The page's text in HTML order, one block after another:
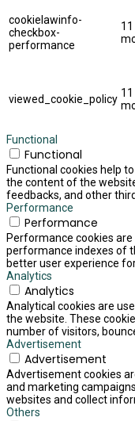
cookielawinfo-
checkbox-
performance
11
viewed_cookie_policy 11
Functional
Functional
Functional cookies help
the content of the
feedbacks, and other
Performance
Performance
Performance cookies
performance indexes of
better user experience
Analytics
Analytics
Analytical cookies are
the website. These
number of visitors,
Advertisement
Advertisement
Advertisement cookies
and marketing
websites and collect
Others